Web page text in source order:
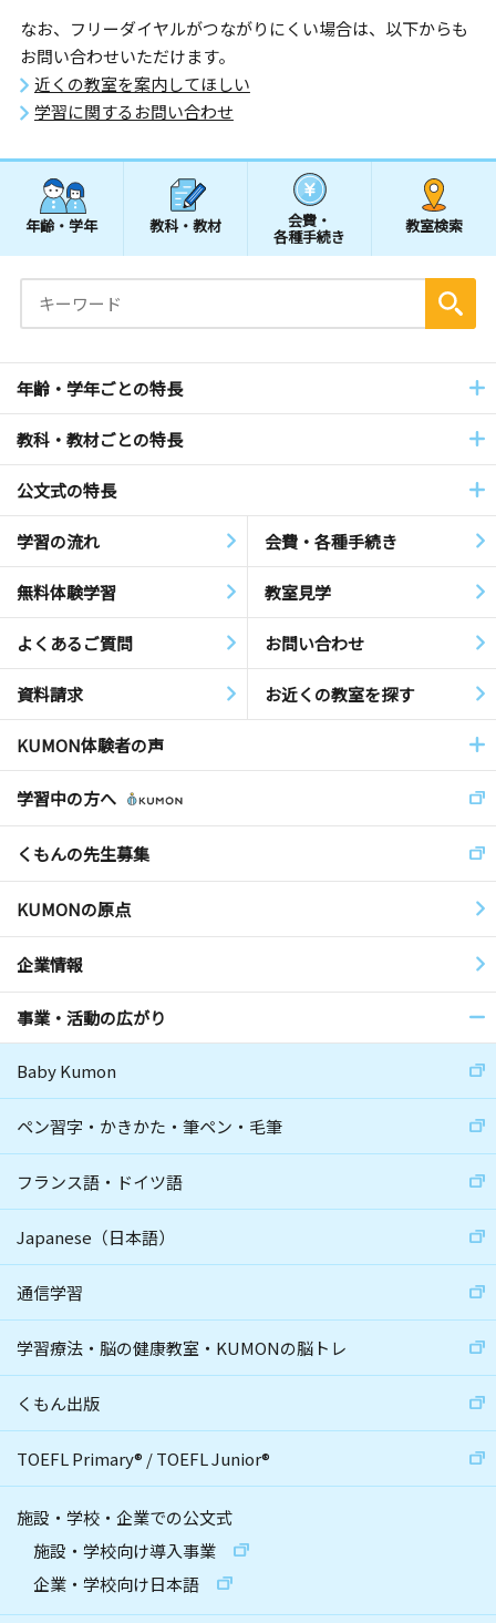
なお、フリーダイヤルがつながりにくい場合は、以下からも
お問い合わせいただけます。
近くの教室を案内してほしい
学習に関するお問い合わせ
年齢・学年 教科・教材 会費・
各種手続き
教室検索
年齢・学年ごとの特長
教科・教材ごとの特長
公文式の特長
学習の流れ 会費・各種手続き
無料体験学習 教室見学
よくあるご質問 お問い合わせ
資料請求 お近くの教室を探す
KUMON体験者の声
学習中の方へ
くもんの先生募集
KUMONの原点
企業情報
事業・活動の広がり
Baby Kumon
ペン習字・かきかた・筆ペン・毛筆
フランス語・ドイツ語
Japanese（日本語）
通信学習
学習療法・脳の健康教室・KUMONの脳トレ
くもん出版
TOEFL Primary® /TOEFL Junior®
施設・学校・企業での公文式
施設・学校向け導入事業
企業・学校向け日本語